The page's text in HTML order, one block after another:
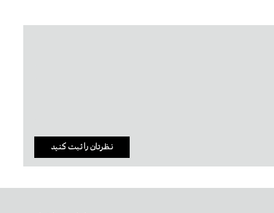
نظرتان را ثبت کنید